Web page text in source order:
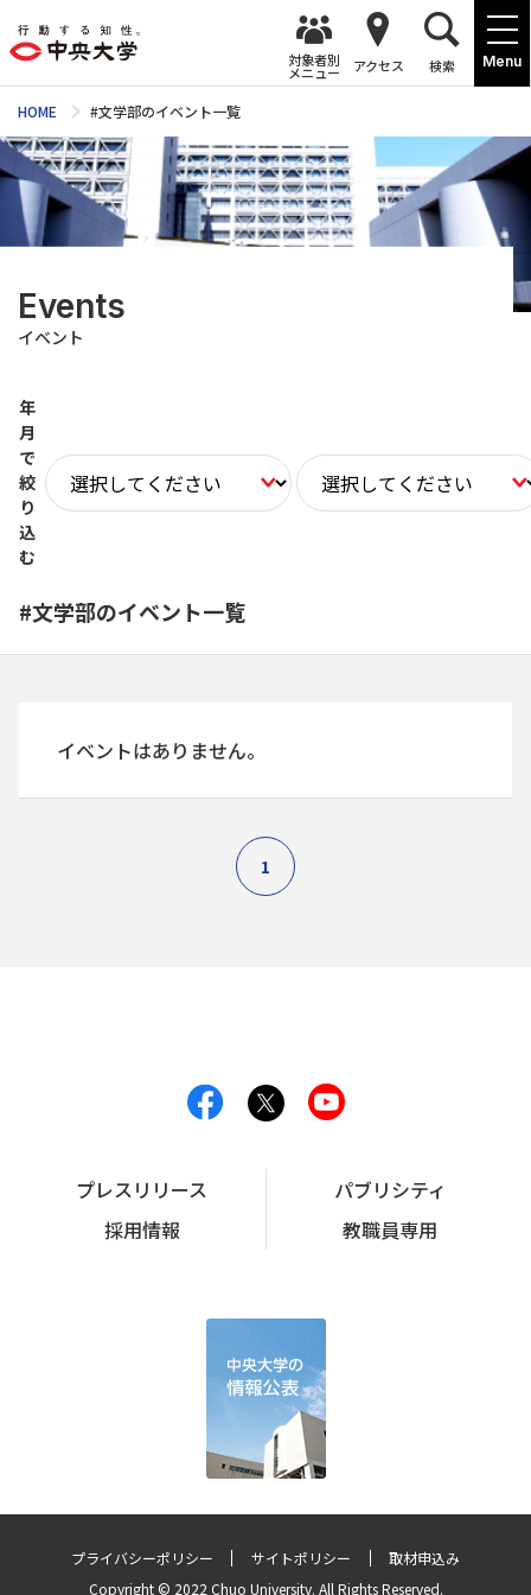
Menu
対象者別
メニュー アクセス 検索
HOME #文学部のイベント一覧
Events
イベント
年
月
で
絞
り
込
む
#文学部のイベント一覧
イベントはありません。
1
プレスリリース
パブリシティ
採用情報
教職員専用
プライバシーポリシー サイトポリシー
取材申込み
Copyright © 2022 Chuo University. All Rights Reserved.